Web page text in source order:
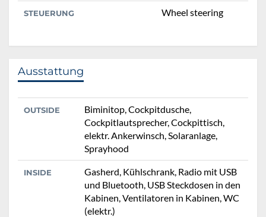
STEUERUNG Wheel steering
Ausstattung
OUTSIDE
Biminitop, Cockpitdusche,
Cockpitlautsprecher, Cockpittisch,
elektr. Ankerwinsch, Solaranlage,
Sprayhood
INSIDE
Gasherd, Kühlschrank, Radio mit USB
und Bluetooth, USB Steckdosen in den
Kabinen, Ventilatoren in Kabinen, WC
(elektr.)